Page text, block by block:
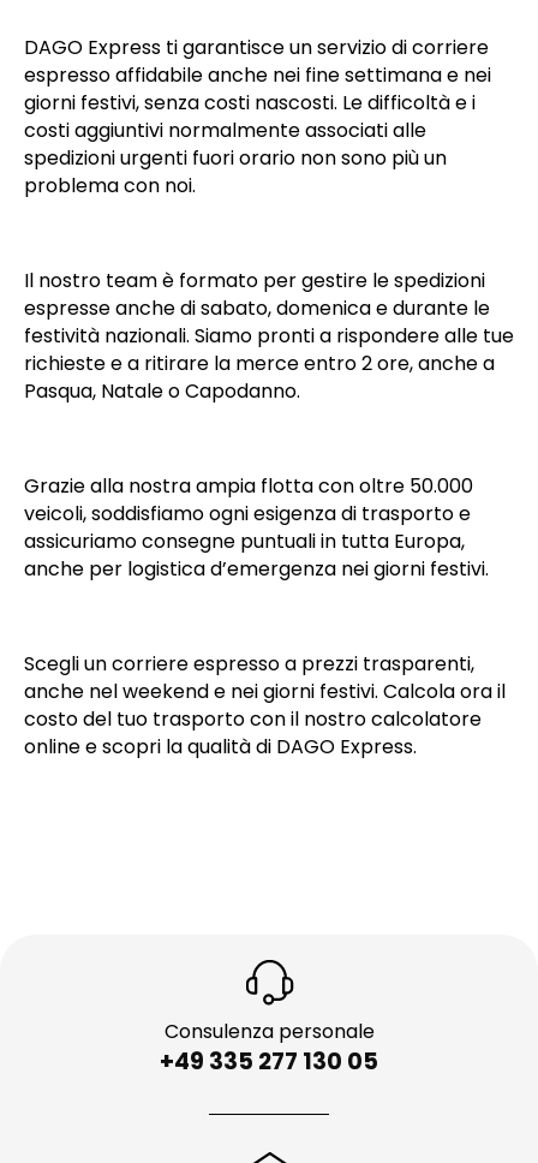
DAGO Express ti garantisce un servizio di corriere
espresso affidabile anche nei fine settimana e nei
giorni festivi, senza costi nascosti. Le difficoltà e i
costi aggiuntivi normalmente associati alle
spedizioni urgenti fuori orario non sono più un
problema con noi.
Il nostro team è formato per gestire le spedizioni
espresse anche di sabato, domenica e durante le
festività nazionali. Siamo pronti a rispondere alle tue
richieste e a ritirare la merce entro 2 ore, anche a
Pasqua, Natale o Capodanno.
Grazie alla nostra ampia flotta con oltre 50.000
veicoli, soddisfiamo ogni esigenza di trasporto e
assicuriamo consegne puntuali in tutta Europa,
anche per logistica d’emergenza nei giorni festivi.
Scegli un corriere espresso a prezzi trasparenti,
anche nel weekend e nei giorni festivi. Calcola ora il
costo del tuo trasporto con il nostro calcolatore
online e scopri la qualità di DAGO Express.
Consulenza personale
+49 335 277 130 05